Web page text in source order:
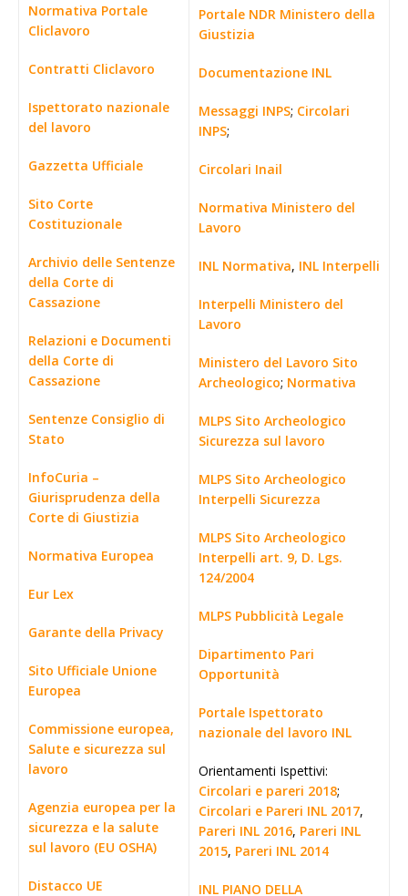
Normativa Portale
Cliclavoro
Contratti Cliclavoro
Ispettorato nazionale
del lavoro
Gazzetta Ufficiale
Sito Corte
Costituzionale
Archivio delle Sentenze
della Corte di
Cassazione
Relazioni e Documenti
della Corte di
Cassazione
Sentenze Consiglio di
Stato
InfoCuria –
Giurisprudenza della
Corte di Giustizia
Normativa Europea
Eur Lex
Garante della Privacy
Sito Ufficiale Unione
Europea
Commissione europea,
Salute e sicurezza sul
lavoro
Agenzia europea per la
sicurezza e la salute
sul lavoro (EU OSHA)
Distacco UE
Portale NDR Ministero della
Giustizia
Documentazione INL
Messaggi INPS; Circolari
INPS;
Circolari Inail
Normativa Ministero del
Lavoro
INL Normativa, INL Interpelli
Interpelli Ministero del
Lavoro
Ministero del Lavoro Sito
Archeologico; Normativa
MLPS Sito Archeologico
Sicurezza sul lavoro
MLPS Sito Archeologico
Interpelli Sicurezza
MLPS Sito Archeologico
Interpelli art. 9, D. Lgs.
124/2004
MLPS Pubblicità Legale
Dipartimento Pari
Opportunità
Portale Ispettorato
nazionale del lavoro INL
Orientamenti Ispettivi:
Circolari e pareri 2018;
Circolari e Pareri INL 2017,
Pareri INL 2016, Pareri INL
2015, Pareri INL 2014
INL PIANO DELLA